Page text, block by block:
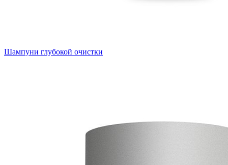
Шампуни глубокой очистки